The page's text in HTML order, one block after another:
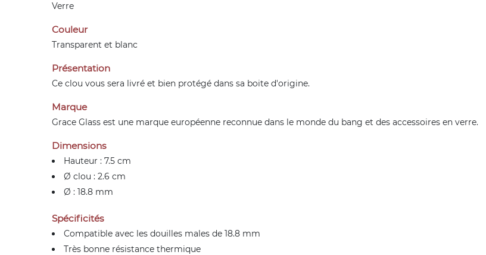
Verre
Couleur
Transparent et blanc
Présentation
Ce clou vous sera livré et bien protégé dans sa boite d'origine.
Marque
Grace Glass est une marque européenne reconnue dans le monde du bang et des accessoires en verre.
Dimensions
Hauteur : 7.5 cm
Ø clou : 2.6 cm
Ø : 18.8 mm
Spécificités
Compatible avec les douilles males de 18.8 mm
Très bonne résistance thermique